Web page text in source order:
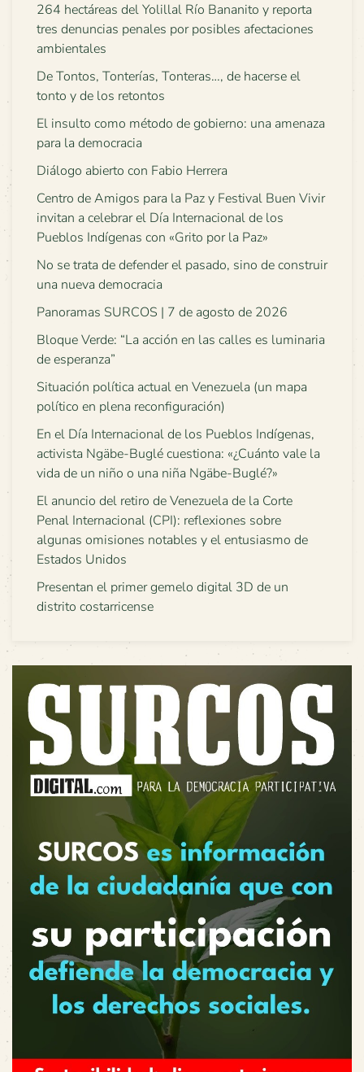
264 hectáreas del Yolillal Río Bananito y reporta
tres denuncias penales por posibles afectaciones
ambientales
De Tontos, Tonterías, Tonteras…, de hacerse el
tonto y de los retontos
El insulto como método de gobierno: una amenaza
para la democracia
Diálogo abierto con Fabio Herrera
Centro de Amigos para la Paz y Festival Buen Vivir
invitan a celebrar el Día Internacional de los
Pueblos Indígenas con «Grito por la Paz»
No se trata de defender el pasado, sino de construir
una nueva democracia
Panoramas SURCOS | 7 de agosto de 2026
Bloque Verde: “La acción en las calles es luminaria
de esperanza”
Situación política actual en Venezuela (un mapa
político en plena reconfiguración)
En el Día Internacional de los Pueblos Indígenas,
activista Ngäbe-Buglé cuestiona: «¿Cuánto vale la
vida de un niño o una niña Ngäbe-Buglé?»
El anuncio del retiro de Venezuela de la Corte
Penal Internacional (CPI): reflexiones sobre
algunas omisiones notables y el entusiasmo de
Estados Unidos
Presentan el primer gemelo digital 3D de un
distrito costarricense